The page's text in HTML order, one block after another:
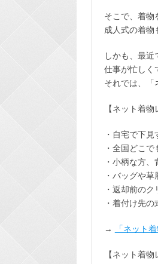
そこで、着物
成人式の着物
しかも、最
仕事が忙しく
それでは、「
【ネット着物
・ 自宅で下見
・全国どこで
・小柄な方
・バッグや
・返却前のク
・着付け先
→ 「ネット
【ネット着物